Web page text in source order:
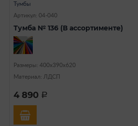
Тумбы
Артикул: 04-040
Тумба № 136 (В ассортименте)
Размеры: 400х390х620
Материал: ЛДСП
4 890 a